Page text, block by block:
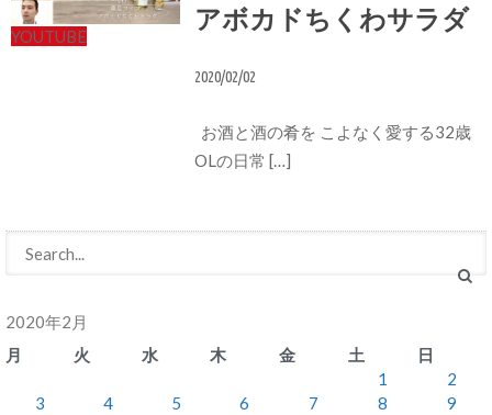
YOUTUBE
アボカドちくわサラダ
2020/02/02
お酒と酒の肴を こよなく愛する32歳
OLの日常 […]
2020年2月
月
火 水 木 金 土
日
1
2
3
4 5 6 7 8
9